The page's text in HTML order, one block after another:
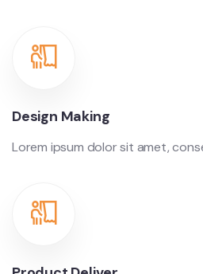
Design Making
Lorem ipsum dolor sit amet,